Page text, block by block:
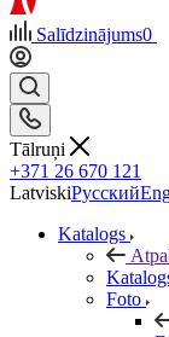
Salīdzinājums0
Tālruņi
+371 26 670 121
LatviskiРусский
Katalogs
Foto